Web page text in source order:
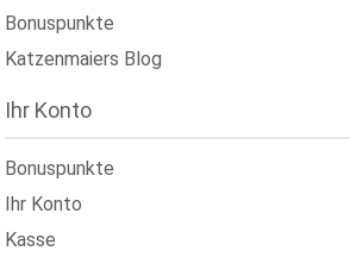
Bonuspunkte
Katzenmaiers Blog
Ihr Konto
Bonuspunkte
Ihr Konto
Kasse